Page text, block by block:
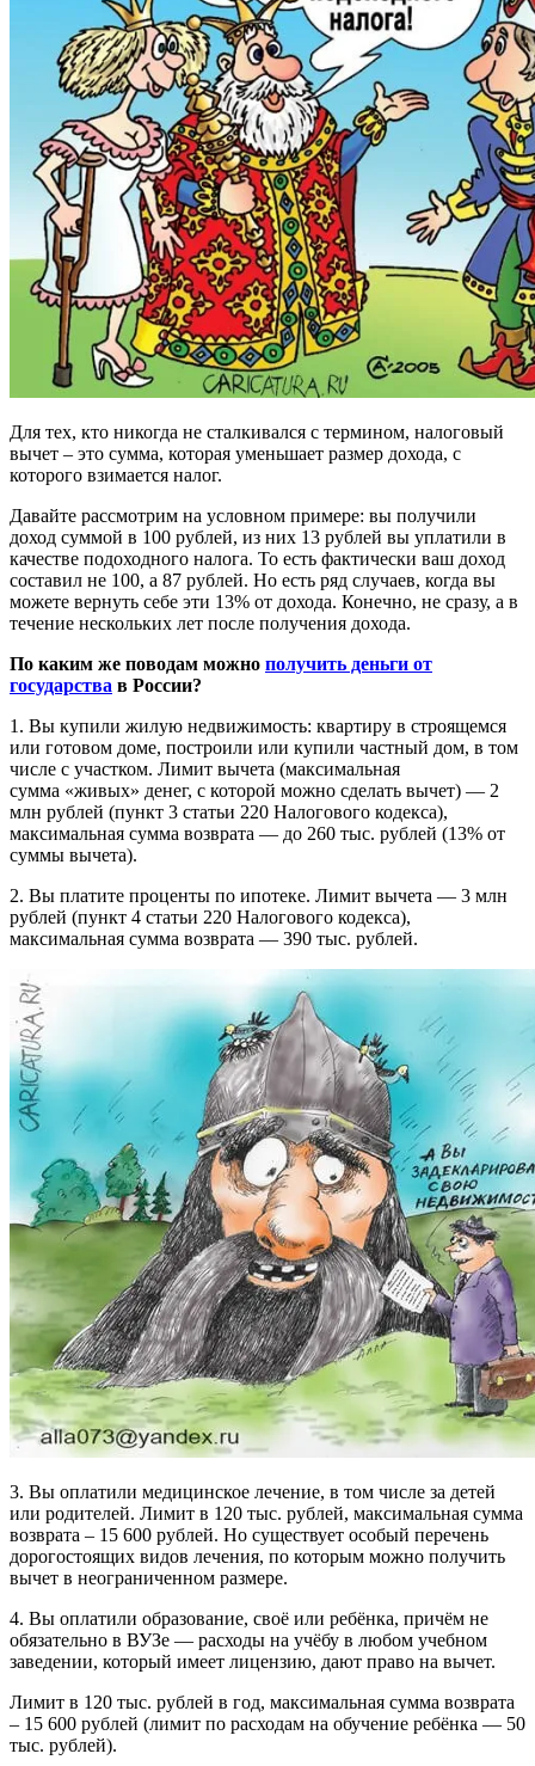
Для тех, кто никогда не сталкивался с термином, налоговый
вычет – это сумма, которая уменьшает размер дохода, с
которого взимается налог.
Давайте рассмотрим на условном примере: вы получили
доход суммой в 100 рублей, из них 13 рублей вы уплатили в
качестве подоходного налога. То есть фактически ваш доход
составил не 100, а 87 рублей. Но есть ряд случаев, когда вы
можете вернуть себе эти 13% от дохода. Конечно, не сразу, а в
течение нескольких лет после получения дохода.
По каким же поводам можно получить деньги от
государства в России?
1. Вы купили жилую недвижимость: квартиру в строящемся
или готовом доме, построили или купили частный дом, в том
числе с участком. Лимит вычета (максимальная
сумма «живых» денег, с которой можно сделать вычет) — 2
млн рублей (пункт 3 статьи 220 Налогового кодекса),
максимальная сумма возврата — до 260 тыс. рублей (13% от
суммы вычета).
2. Вы платите проценты по ипотеке. Лимит вычета — 3 млн
рублей (пункт 4 статьи 220 Налогового кодекса),
максимальная сумма возврата — 390 тыс. рублей.
3. Вы оплатили медицинское лечение, в том числе за детей
или родителей. Лимит в 120 тыс. рублей, максимальная сумма
возврата – 15 600 рублей. Но существует особый перечень
дорогостоящих видов лечения, по которым можно получить
вычет в неограниченном размере.
4. Вы оплатили образование, своё или ребёнка, причём не
обязательно в ВУЗе — расходы на учёбу в любом учебном
заведении, который имеет лицензию, дают право на вычет.
Лимит в 120 тыс. рублей в год, максимальная сумма возврата
– 15 600 рублей (лимит по расходам на обучение ребёнка — 50
тыс. рублей).